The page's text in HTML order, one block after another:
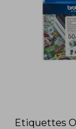
Etiquettes